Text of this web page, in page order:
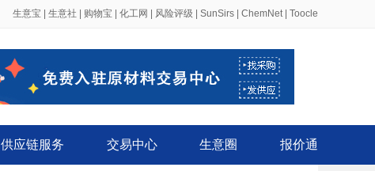
生意宝 生意社 购物宝 化工网 风险评级 SunSirs ChemNet| Toocle
供应链服务 交易中心 生意圈 报价通